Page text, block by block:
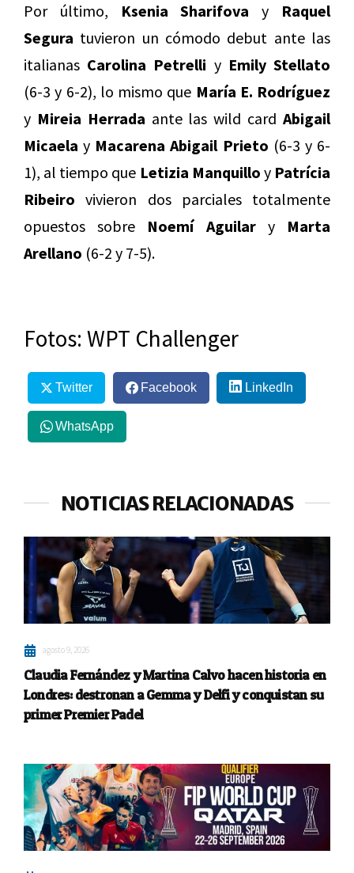
Por último, Ksenia Sharifova y Raquel
Segura tuvieron un cómodo debut ante las
italianas Carolina Petrelli y Emily Stellato
(6-3 y 6-2), lo mismo que María E. Rodríguez
y Mireia Herrada ante las wild cardAbigail
Micaela y Macarena Abigail Prieto (6-3 y 6-
1), al tiempo que Letizia Manquillo y Patrícia
Ribeirovivieron dos parciales totalmente
opuestos sobre Noemí Aguilary Marta
Arellano (6-2 y 7-5).
Fotos: WPT Challenger
Twitter Facebook LinkedIn
WhatsApp
NOTICIAS RELACIONADAS
agosto 9, 2026
Claudia Fernández y Martina Calvo hacen historia en
Londres: destronan a Gemma y Delfi y conquistan su
primer Premier Padel